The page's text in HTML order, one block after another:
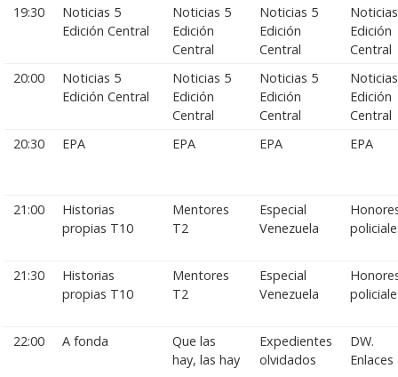
19:30
Noticias 5
Edición Central
Noticias 5
Edición
Central
Noticias 5
Edición
Central
Edición
Central
20:00
Noticias 5
Edición Central
Noticias 5
Edición
Central
Noticias 5
Edición
Central
Edición
Central
20:30
EPA EPA EPA EPA
21:00
Historias
propias T10
Mentores
T2
Especial
Venezuela
21:30
Historias
propias T10
Mentores
T2
Especial
Venezuela
22:00 A fonda
Que las
hay, las hay
Expedientes
olvidados
DW.
Enlaces